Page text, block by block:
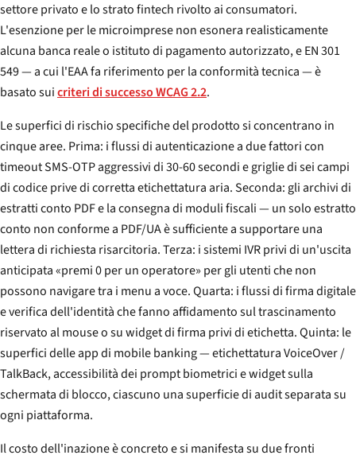
settore privato e lo strato fintech rivolto ai consumatori.
L'esenzione per le microimprese non esonera realisticamente
alcuna banca reale o istituto di pagamento autorizzato, e EN 301
549 — a cui l'EAA fa riferimento per la conformità tecnica — è
basato suicriteri di successo WCAG 2.2.
Le superfici di rischio specifiche del prodotto si concentrano in
cinque aree. Prima: i flussi di autenticazione a due fattori con
timeout SMS-OTP aggressivi di 30-60 secondi e griglie di sei campi
di codice prive di corretta etichettatura aria. Seconda: gli archivi di
estratti conto PDF e la consegna di moduli fiscali — un solo estratto
conto non conforme a PDF/UA è sufficiente a supportare una
lettera di richiesta risarcitoria. Terza: i sistemi IVR privi di un'uscita
anticipata «premi 0 per un operatore» per gli utenti che non
possono navigare tra i menu a voce. Quarta: i flussi di firma digitale
e verifica dell'identità che fanno affidamento sul trascinamento
riservato al mouse o su widget di firma privi di etichetta. Quinta: le
superfici delle app di mobile banking — etichettatura VoiceOver /
TalkBack, accessibilità dei prompt biometrici e widget sulla
schermata di blocco, ciascuno una superficie di audit separata su
ogni piattaforma.
Il costo dell'inazione è concreto e si manifesta su due fronti